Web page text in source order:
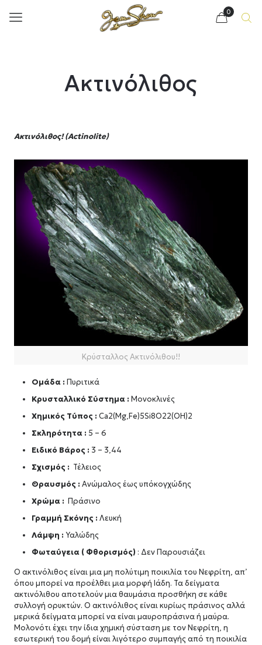
0
Ακτινόλιθος
Ακτινόλιθος! (Actinolite)
Κρύσταλλος Ακτινόλιθου!!
Ομάδα :Πυριτικά
Κρυσταλλικό Σύστημα :Μονοκλινές
Χημικός Τύπος :Ca2(Mg,Fe)5Si8O22(OH)2
Σκληρότητα : 5 – 6
Ειδικό Βάρος : 3 – 3,44
Σχισμός : Τέλειος
Θραυσμός : Ανώμαλος έως υπόκογχώδης
Χρώμα :Πράσινο
Γραμμή Σκόνης :Λευκή
Λάμψη : Υαλώδης
Φωταύγεια ( Φθορισμός) : Δεν Παρουσιάζει
Ο ακτινόλιθος είναι μια μη πολύτιμη ποικιλία του Νεφρίτη, απ’
όπου μπορεί να προέλθει μια μορφή Ιάδη. Τα δείγματα
ακτινόλιθου αποτελούν μια θαυμάσια προσθήκη σε κάθε
συλλογή ορυκτών. Ο ακτινόλιθος είναι κυρίως πράσινος αλλά
μερικά δείγματα μπορεί να είναι μαυροπράσινα ή μαύρα.
Μολονότι έχει την ίδια χημική σύσταση με τον Νεφρίτη, η
εσωτερική του δομή είναι λιγότερο συμπαγής από τη ποικιλία